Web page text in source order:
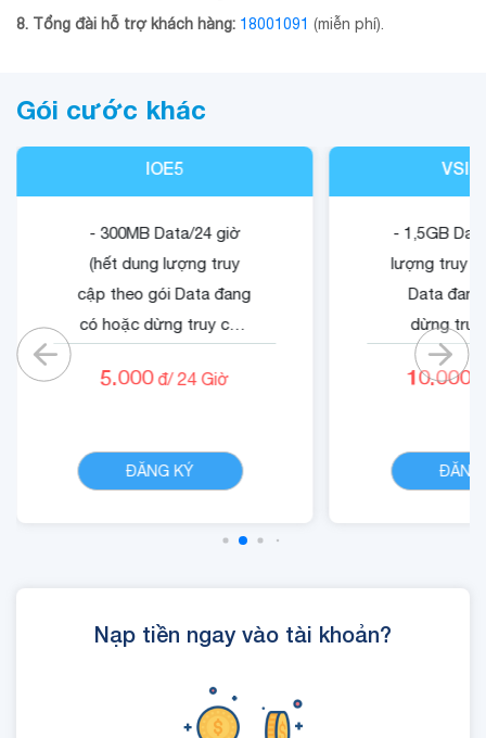
8. Tổng đài hỗ trợ khách hàng: 18001091 (miễn phí).
Gói cước khác
IOE5
- 300MB Data/24 giờ
(hết dung lượng truy
cập theo gói Data đang
có hoặc dừng truy cập
- Cộng 500 RUBY.
5.000đ/ 24 Giờ
ĐĂNG KÝ
- 1,5GB
lượng truy
Data
dừng truy
không
- Quyền lợi
10.000
ĐĂNG
Nạp tiền ngay vào tài khoản?